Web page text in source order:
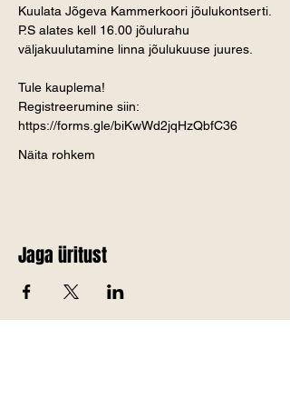
Kuulata Jõgeva Kammerkoori jõulukontserti.
P.S alates kell 16.00 jõulurahu
väljakuulutamine linna jõulukuuse juures.
Tule kauplema!
Registreerumine siin:
https://forms.gle/biKwWd2jqHzQbfC36
Näita rohkem
Jaga üritust